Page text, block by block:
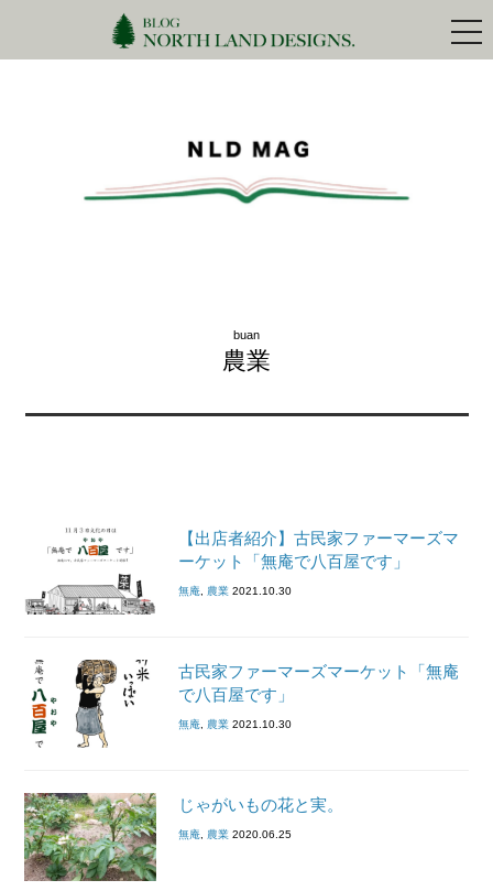
buan
農業
【出店者紹介】古民家ファーマーズマ
ーケット「無庵で八百屋です」
無庵, 農業 2021.10.30
古民家ファーマーズマーケット「無庵
で八百屋です」
無庵, 農業 2021.10.30
じゃがいもの花と実。
無庵, 農業 2020.06.25